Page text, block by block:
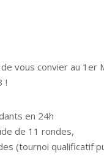
vous convier au 1er
!
en 24h
de 11 rondes,
(tournoi qualificatif